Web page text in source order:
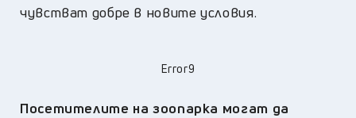
чувстват добре в новите условия.
Error9
Посетителите на зоопарка могат да